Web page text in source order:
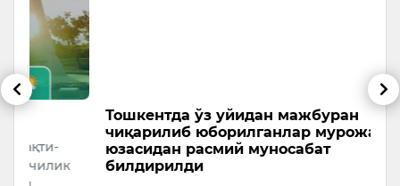
Тошкентда ўз уйидан мажбуран
чиқарилиб юборилганлар мурожаати
юзасидан расмий муносабат
билдирилди